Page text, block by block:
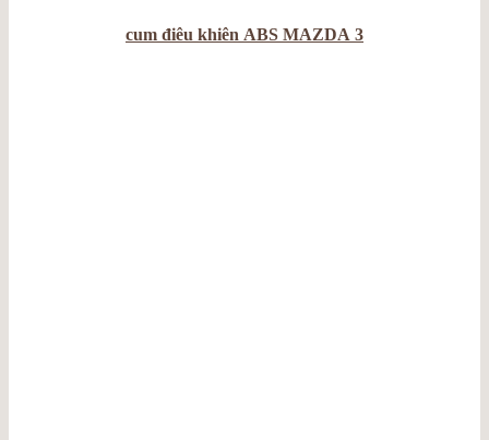
cum điêu khiên ABS MAZDA 3